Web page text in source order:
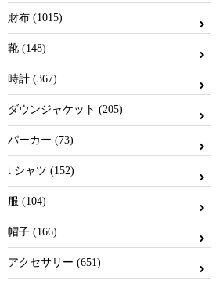
財布 (1015)
靴 (148)
時計 (367)
ダウンジャケット (205)
パーカー (73)
t シャツ (152)
服 (104)
帽子 (166)
アクセサリー (651)